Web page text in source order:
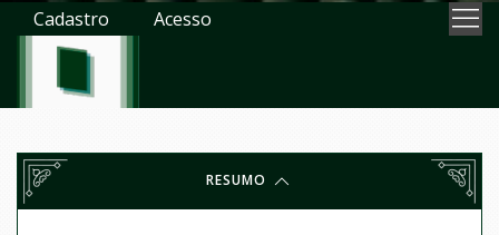
Cadastro Acesso
RESUMO